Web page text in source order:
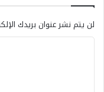
لن يتم نشر عنوان بريدك